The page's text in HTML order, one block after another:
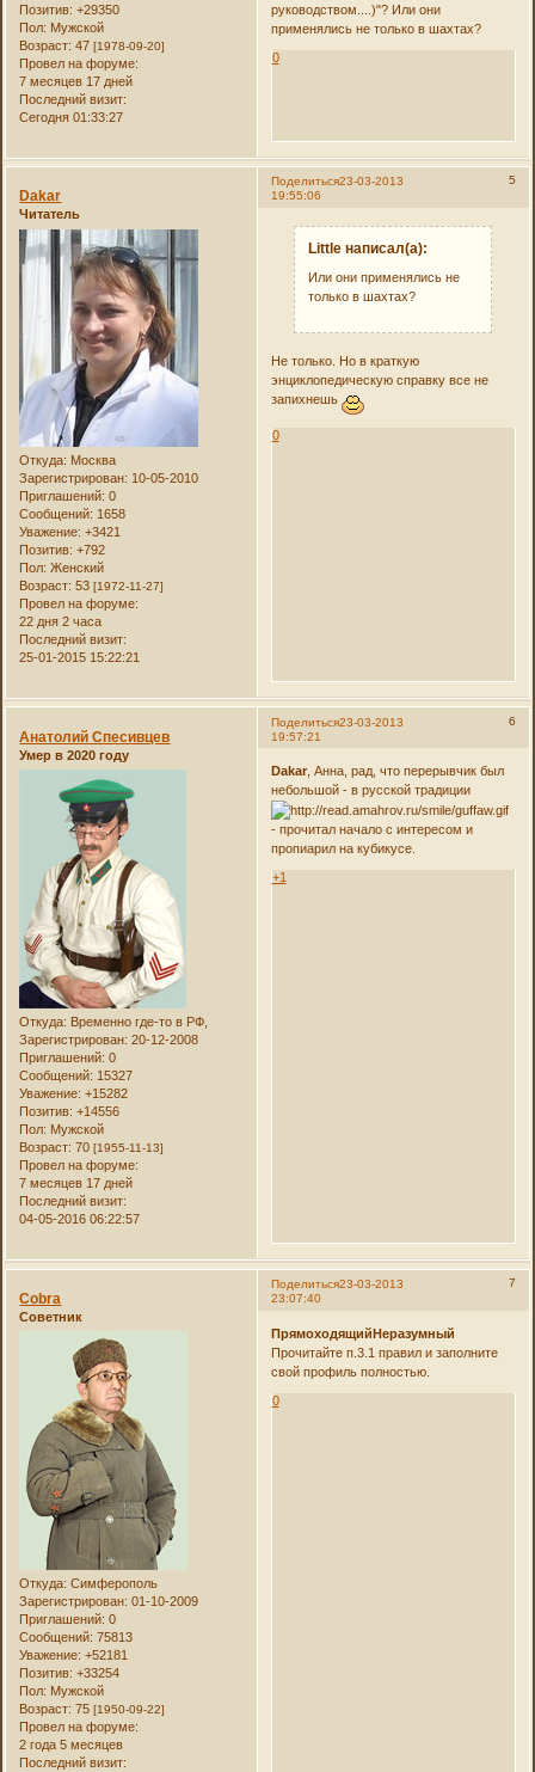
Позитив: +29350
Пол: Мужской
Возраст: 47[1978-09-20]
Провел на форуме:
7 месяцев 17 дней
Последний визит:
Сегодня 01:33:27
руководством....)"? Или они
применялись не только в шахтах?
0
Поделиться 5
23-03-2013
19:55:06
Dakar
Читатель
Откуда: Москва
Зарегистрирован: 10-05-2010
Приглашений: 0
Сообщений: 1658
Уважение: +3421
Позитив: +792
Пол: Женский
Возраст: 53[1972-11-27]
Провел на форуме:
22 дня 2 часа
Последний визит:
25-01-2015 15:22:21
Little написал(а):
Или они применялись не
только в шахтах?
Не только. Но в краткую
энциклопедическую справку все не
запихнешь
0
Поделиться 6
23-03-2013
19:57:21
Анатолий Спесивцев
Умер в 2020 году
Откуда: Временно где-то в РФ,
Зарегистрирован: 20-12-2008
Приглашений: 0
Сообщений: 15327
Уважение: +15282
Позитив: +14556
Пол: Мужской
Возраст: 70[1955-11-13]
Провел на форуме:
7 месяцев 17 дней
Последний визит:
04-05-2016 06:22:57
Dakar, Анна, рад, что перерывчик был
небольшой - в русской традиции
- прочитал начало с интересом и
пропиарил на кубикусе.
+1
Поделиться 7
23-03-2013
23:07:40
Cobra
Советник
Откуда: Симферополь
Зарегистрирован: 01-10-2009
Приглашений: 0
Сообщений: 75813
Уважение: +52181
Позитив: +33254
Пол: Мужской
Возраст: 75[1950-09-22]
Провел на форуме:
2 года 5 месяцев
Последний визит:
ПрямоходящийНеразумный
Прочитайте п.3.1 правил и заполните
свой профиль полностью.
0